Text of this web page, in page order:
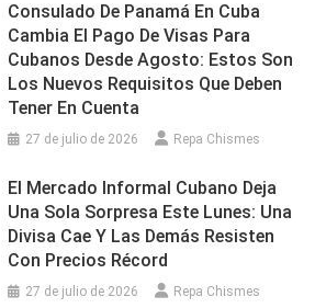
Consulado De Panamá En Cuba
Cambia El Pago De Visas Para
Cubanos Desde Agosto: Estos Son
Los Nuevos Requisitos Que Deben
Tener En Cuenta
27 de julio de 2026 Repa Chismes
El Mercado Informal Cubano Deja
Una Sola Sorpresa Este Lunes: Una
Divisa Cae Y Las Demás Resisten
Con Precios Récord
27 de julio de 2026 Repa Chismes